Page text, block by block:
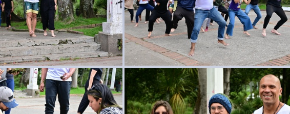
DSC 7864 DSC 7846